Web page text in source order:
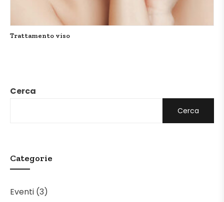
Cerca
Cerca
Categorie
Eventi (3)
Trattamento viso